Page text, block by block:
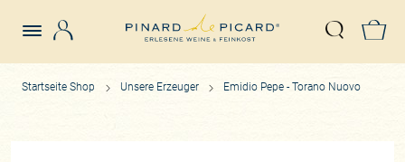
Suche
Startseite Shop Unsere Erzeuger Emidio Pepe - Torano Nuovo